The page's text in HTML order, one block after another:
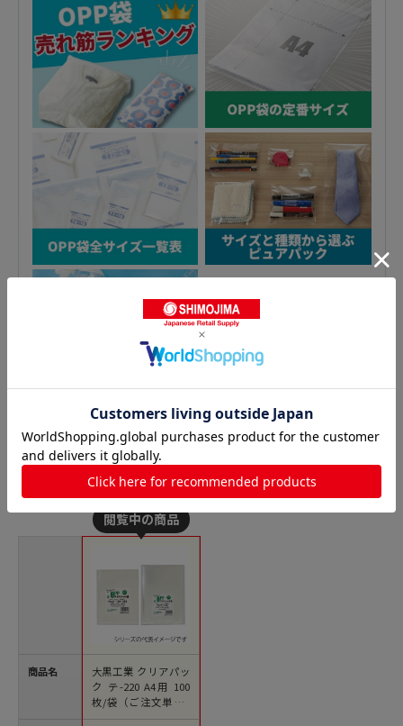
ピュアパック テープなし 厚口の人気商品との比較
商品名
大黒工業 クリアパッ
ク テ-220 A4用 100
枚/袋（ご注文単位1
袋）【直送品】